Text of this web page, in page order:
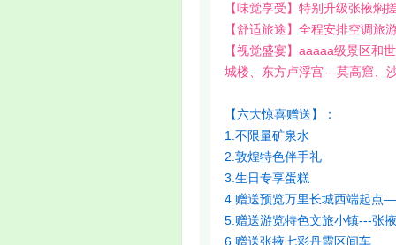
【味觉享受】特别升级张掖焖
【舒适旅途】全程安排空调旅
【视觉盛宴】aaaaa级景区和
城楼、东方卢浮宫---莫高窟、
【六大惊喜赠送】：
1.不限量矿泉水
2.敦煌特色伴手礼
3.生日专享蛋糕
4.赠送预览万里长城西端起点
5.赠送游览特色文旅小镇---张
6.赠送张掖七彩丹霞区间车